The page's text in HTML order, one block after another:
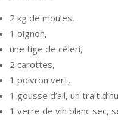
2 kg de moules,
1 oignon,
une tige de céleri,
2 carottes,
1 poivron vert,
1 gousse d’ail, un trait
1 verre de vin blanc sec,